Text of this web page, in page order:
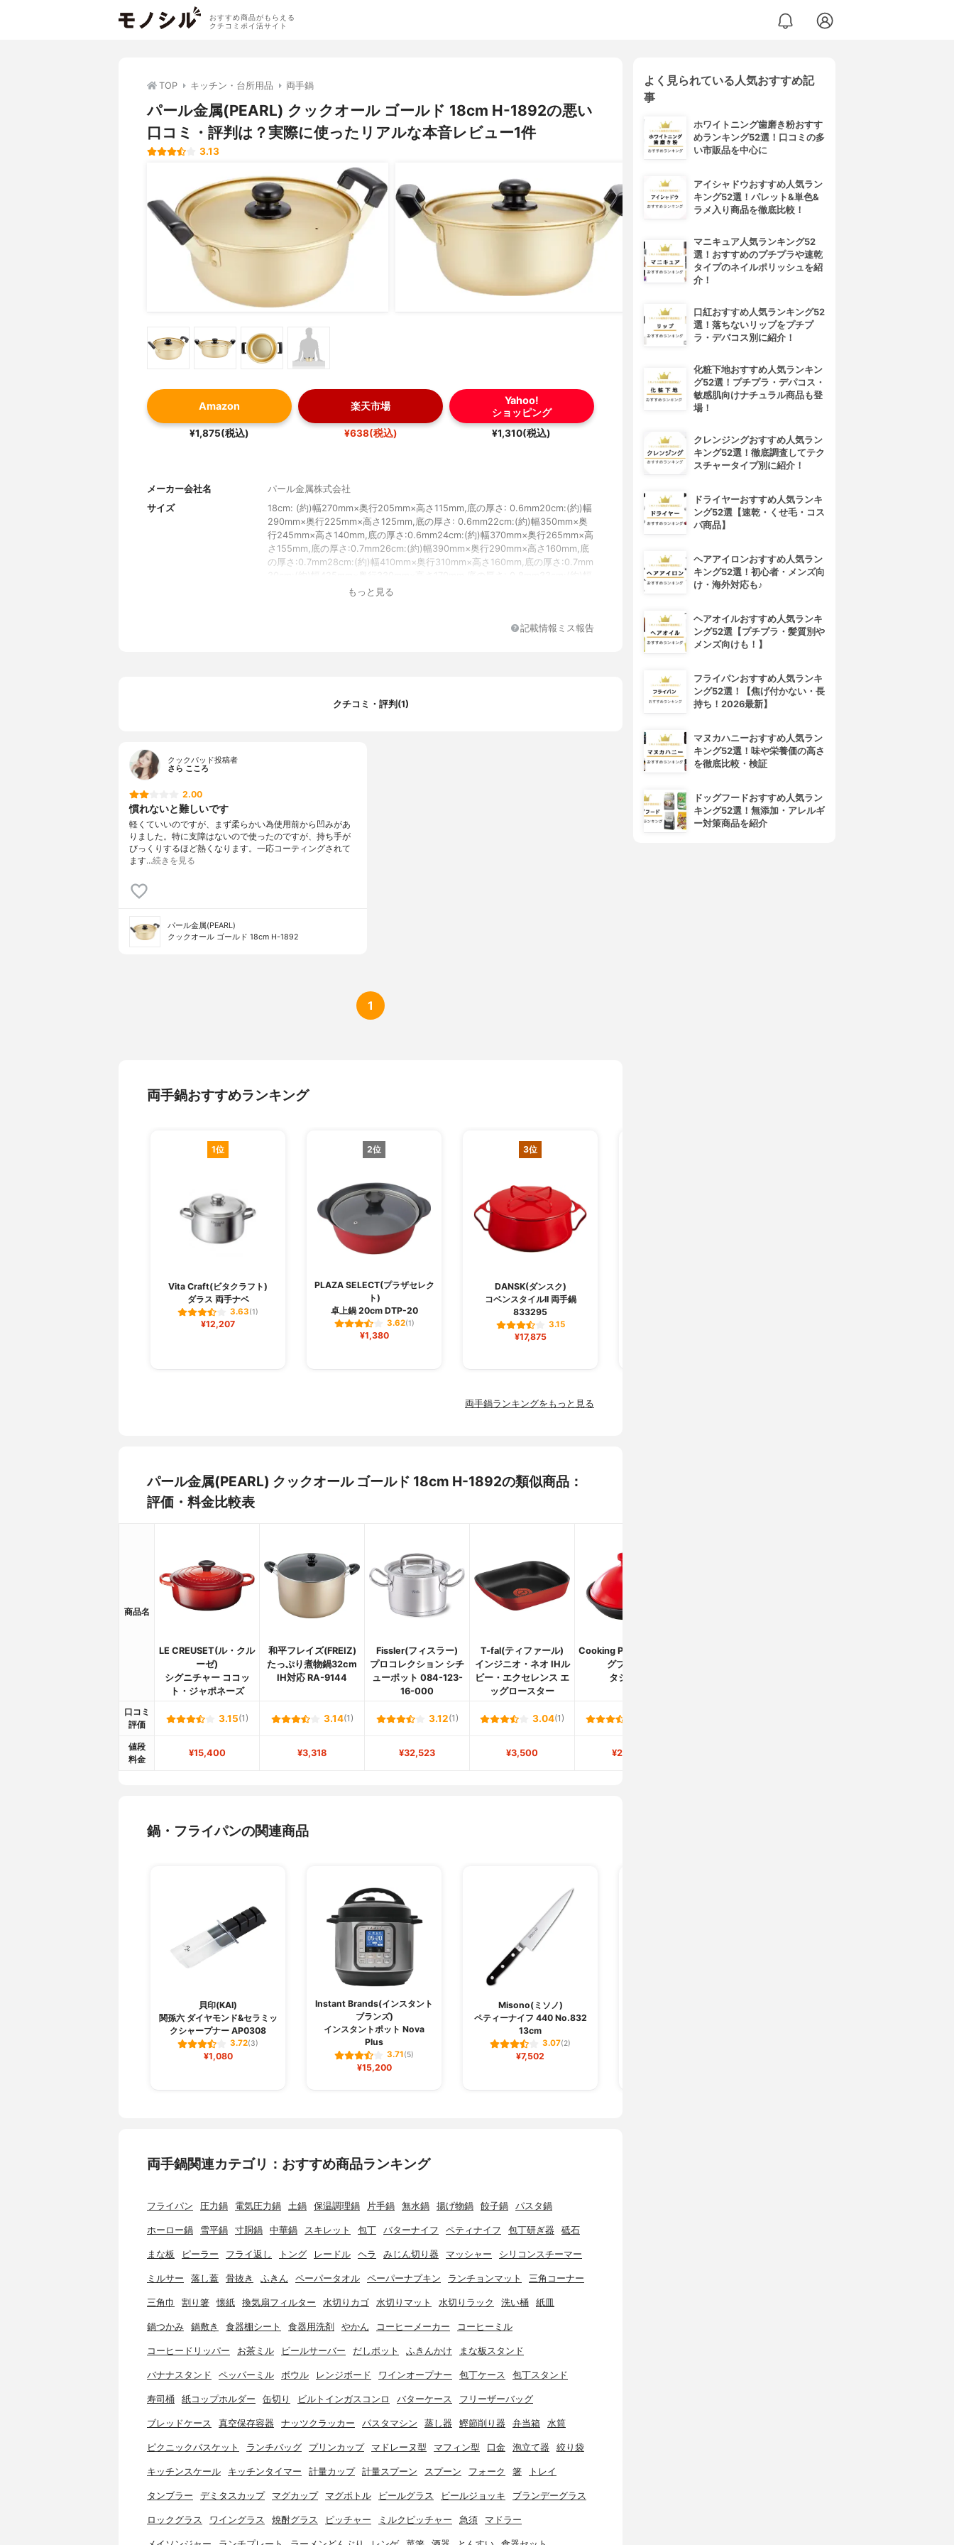
おすすめ商品がもらえる
クチコミポイ活サイト
TOP キッチン・台所用品 両手鍋
パール金属(PEARL) クックオール ゴールド 18cm H-1892の悪い
口コミ・評判は？実際に使ったリアルな本音レビュー1件
3.13
Amazon
¥1,875(税込)
楽天市場
¥638(税込)
Yahoo!
ショッピング
¥1,310(税込)
メーカー会社名
パール金属株式会社
サイズ
18cm: (約)幅270mm×奥行205mm×高さ115mm,底の厚さ: 0.6mm20cm:(約)幅
290mm×奥行225mm×高さ125mm,底の厚さ: 0.6mm22cm:(約)幅350mm×奥
行245mm×高さ140mm,底の厚さ:0.6mm24cm:(約)幅370mm×奥行265mm×高
さ155mm,底の厚さ:0.7mm26cm:(約)幅390mm×奥行290mm×高さ160mm,底
の厚さ:0.7mm28cm:(約)幅410mm×奥行310mm×高さ160mm,底の厚さ:0.7mm
30cm:(約)幅425mm×奥行330mm×高さ170mm,底の厚さ: 0.8mm33cm:(約)幅
460mm×奥行360mm×高さ190mm,底の厚さ:0.8mm36cm:(約)幅495mm×奥行
18cm:(約)250g20cm:(約)280g22cm:(約)410g24cm:(約)450g26cm:(約)510g
対応熱源
もっと見る
記載情報ミス報告
クチコミ・評判(1)
クックパッド投稿者
さら こころ
2.00
慣れないと難しいです
軽くていいのですが、まず柔らかい為使用前から凹みがあ
りました。特に支障はないので使ったのですが、持ち手が
びっくりするほど熱くなります。一応コーティングされて
ます…続きを見る
パール金属(PEARL)
クックオール ゴールド 18cm H-1892
1
両手鍋おすすめランキング
1位
Vita Craft(ビタクラフト)
ダラス 両手ナベ
3.63(1)
¥12,207
2位
PLAZA SELECT(プラザセレク
ト)
卓上鍋 20cm DTP-20
3.62(1)
¥1,380
3位
DANSK(ダンスク)
コベンスタイルII 両手鍋
833295
3.15
¥17,875
両手鍋ランキングをもっと見る
パール金属(PEARL) クックオール ゴールド 18cm H-1892の類似商品：
評価・料金比較表
商品名
LE CREUSET(ル・クル
ーゼ)
シグニチャー ココッ
ト・ジャポネーズ
和平フレイズ(FREIZ)
たっぷり煮物鍋32cm
IH対応 RA-9144
Fissler(フィスラー)
プロコレクション シチ
ューポット 084-123-
16-000
T-fal(ティファール)
インジニオ・ネオ IHル
ビー・エクセレンス エ
ッグロースター
Cooking Plus(クッキン
グプラス)
タジン鍋
口コミ
評価
3.15(1) 3.14(1) 3.12(1) 3.04(1)
値段
料金
¥15,400 ¥3,318 ¥32,523 ¥3,500 ¥2,680
鍋・フライパンの関連商品
貝印(KAI)
関孫六 ダイヤモンド&セラミッ
クシャープナー AP0308
3.72(3)
¥1,080
Instant Brands(インスタント
ブランズ)
インスタントポット Nova
Plus
3.71(5)
¥15,200
Misono(ミソノ)
ペティーナイフ 440 No.832
13cm
3.07(2)
¥7,502
両手鍋関連カテゴリ：おすすめ商品ランキング
フライパン 圧力鍋 電気圧力鍋 土鍋 保温調理鍋 片手鍋 無水鍋 揚げ物鍋 餃子鍋 パスタ鍋
ホーロー鍋 雪平鍋 寸胴鍋 中華鍋 スキレット 包丁 バターナイフ ペティナイフ 包丁研ぎ器 砥石
まな板 ピーラー フライ返し トング レードル ヘラ みじん切り器 マッシャー シリコンスチーマー
ミルサー 落し蓋 骨抜き ふきん ペーパータオル ペーパーナプキン ランチョンマット 三角コーナー
三角巾 割り箸 懐紙 換気扇フィルター 水切りカゴ 水切りマット 水切りラック 洗い桶 紙皿
鍋つかみ 鍋敷き 食器棚シート 食器用洗剤 やかん コーヒーメーカー コーヒーミル
コーヒードリッパー お茶ミル ビールサーバー だしポット ふきんかけ まな板スタンド
バナナスタンド ペッパーミル ボウル レンジボード ワインオープナー 包丁ケース 包丁スタンド
寿司桶 紙コップホルダー 缶切り ビルトインガスコンロ バターケース フリーザーバッグ
ブレッドケース 真空保存容器 ナッツクラッカー パスタマシン 蒸し器 鰹節削り器 弁当箱 水筒
ピクニックバスケット ランチバッグ プリンカップ マドレーヌ型 マフィン型 口金 泡立て器 絞り袋
キッチンスケール キッチンタイマー 計量カップ 計量スプーン スプーン フォーク 箸 トレイ
タンブラー デミタスカップ マグカップ マグボトル ビールグラス ビールジョッキ ブランデーグラス
ロックグラス ワイングラス 焼酎グラス ピッチャー ミルクピッチャー 急須 マドラー
よく見られている人気おすすめ記
事
ホワイトニング歯磨き粉おすす
めランキング52選！口コミの多
い市販品を中心に
アイシャドウおすすめ人気ラン
キング52選！パレット&単色&
ラメ入り商品を徹底比較！
マニキュア人気ランキング52
選！おすすめのプチプラや速乾
タイプのネイルポリッシュを紹
介！
口紅おすすめ人気ランキング52
選！落ちないリップをプチプ
ラ・デパコス別に紹介！
化粧下地おすすめ人気ランキン
グ52選！プチプラ・デパコス・
敏感肌向けナチュラル商品も登
場！
クレンジングおすすめ人気ラン
キング52選！徹底調査してテク
スチャータイプ別に紹介！
ドライヤーおすすめ人気ランキ
ング52選【速乾・くせ毛・コス
パ商品】
ヘアアイロンおすすめ人気ラン
キング52選！初心者・メンズ向
け・海外対応も♪
ヘアオイルおすすめ人気ランキ
ング52選【プチプラ・髪質別や
メンズ向けも！】
フライパンおすすめ人気ランキ
ング52選！【焦げ付かない・長
持ち！2026最新】
マヌカハニーおすすめ人気ラン
キング52選！味や栄養価の高さ
を徹底比較・検証
ドッグフードおすすめ人気ラン
キング52選！無添加・アレルギ
ー対策商品を紹介